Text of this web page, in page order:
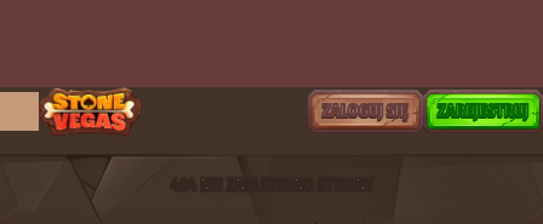
ZALOGUJ SIĘ ZAREJESTRUJ
404 NIE ZNALEZIONO STRONY